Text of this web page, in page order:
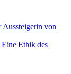
von
Eine Ethik des